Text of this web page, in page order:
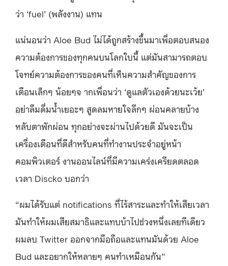
ว่า ‘fuel’ (พลังงาน) แทน
แน่นอนว่า Aloe Budไม่ได้ถูกสร้างขึ้นมาเพื่อตอบสนอง
ความต้องการของทุกคนบนโลกใบนี้ แต่มันสามารถตอบ
โจทย์ความต้องการของคนที่เห็นความสำคัญของการ
เตือนเล็กๆ น้อยๆจ ากเพื่อนว่า ‘ดูแลตัวเองด้วยนะเว้ย’
อย่าลืมดื่มน้ำเยอะๆ สูดลมหายใจลึกๆ ผ่อนคลายบ้าง
หลับตาพักผ่อน ทุกอย่างจะผ่านไปด้วยดี มันจะเป็น
เครื่องเตือนที่ดีสำหรับคนที่ทำงานประจำอยู่หน้า
คอมพิวเตอร์ งานออนไลน์ที่มีความเคร่งเครียดตลอด
เวลา Discko บอกว่า
“ผมได้รับแต่ notifications ที่ไร้สาระและทำให้เสียเวลา
มันทำให้ผมเสียสมาธิและแทบบ้าไปช่วงหนึ่งเลยทีเดียว
ผมลบ Twitter ออกจากมือถือและแทนมันด้วย Aloe
Bud และอยากให้หลายๆ คนทำเหมือนกัน”